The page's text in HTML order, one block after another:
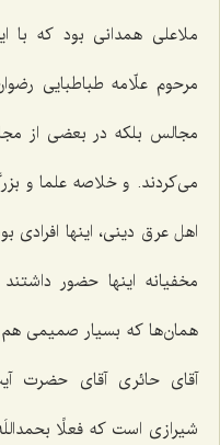
ملاعلی همدانی بود كه با
مرحوم علّامه طباطبایی
مجالس بلكه در بعضی از
می‌كردند. و خلاصه علما و
اهل عرق دینی، اینها
مخفیانه اینها حضور
همان‌ها كه بسیار صمیمی هم
آقای حائری آقای حضرت
شیرازی است كه فعلًا